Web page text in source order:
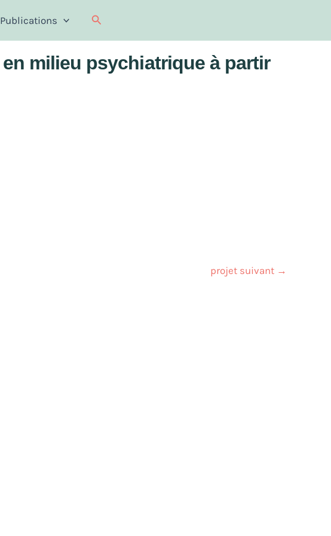
Publications Recherche
milieu psychiatrique à partir
projet suivant →